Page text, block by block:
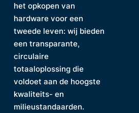
het opkopen van
hardware voor een
tweede leven: wij bieden
een transparante,
circulaire
totaaloplossing die
voldoet aan de hoogste
kwaliteits- en
milieustandaarden.